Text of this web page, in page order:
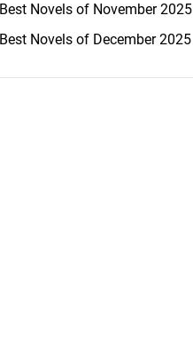
Best Novels of November 2025
Best Novels of December 2025